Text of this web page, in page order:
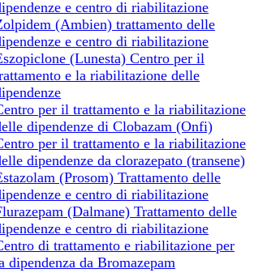
e centro di riabilitazione
(Ambien) trattamento delle
e centro di riabilitazione
(Lunesta) Centro per il
e la riabilitazione delle
per il trattamento e la riabilitazione
dipendenze di Clobazam (Onfi)
per il trattamento e la riabilitazione
dipendenze da clorazepato (transene)
(Prosom) Trattamento delle
e centro di riabilitazione
(Dalmane) Trattamento delle
e centro di riabilitazione
di trattamento e riabilitazione per
dipendenza da Bromazepam